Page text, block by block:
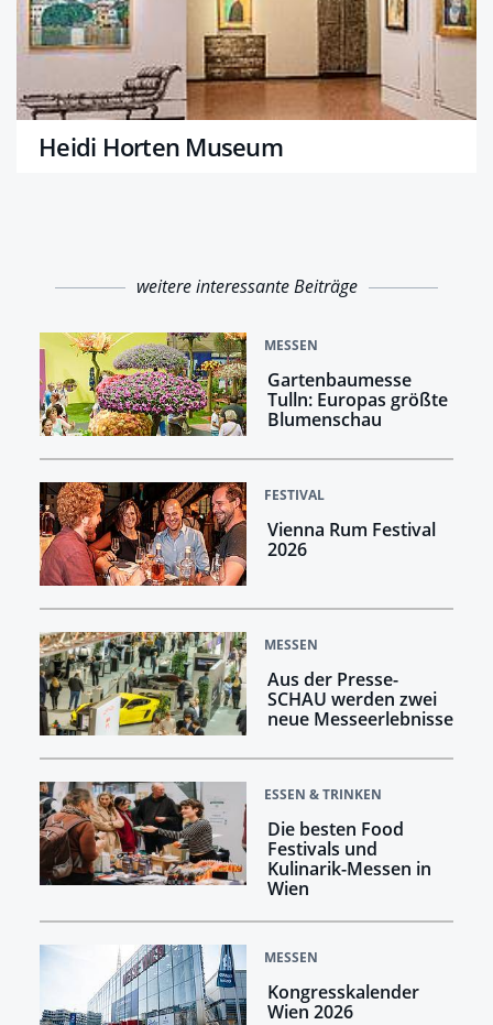
Heidi Horten Museum
weitere interessante Beiträge
MESSEN
Gartenbaumesse
Tulln: Europas größte
Blumenschau
FESTIVAL
Vienna Rum Festival
2026
MESSEN
Aus der Presse-
SCHAU werden zwei
neue Messeerlebnisse
ESSEN & TRINKEN
Die besten Food
Festivals und
Kulinarik-Messen in
Wien
MESSEN
Kongresskalender
Wien 2026